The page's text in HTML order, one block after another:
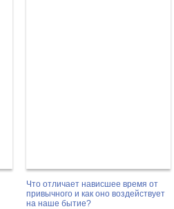
Что отличает нависшее время от
привычного и как оно воздействует
на наше бытие?